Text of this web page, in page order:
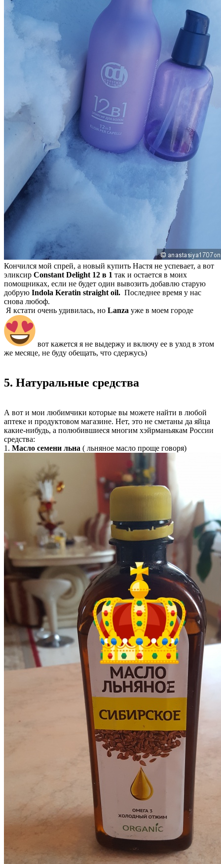
Кончился мой спрей, а новый купить Настя не успевает, а вот
эликсир Constant Delight 12 в 1 так и остается в моих
помощниках, если не будет один вывозить добавлю старую
добрую Indola Keratin straight oil. Последнее время у нас
снова любоф.
Я кстати очень удивилась, но Lanza уже в моем городе
вот кажется я не выдержу и включу ее в уход в этом
же месяце, не буду обещать, что сдержусь)
5. Натуральные средства
А вот и мои любимчики которые вы можете найти в любой
аптеке и продуктовом магазине. Нет, это не сметаны да яйца
какие-нибудь, а полюбившиеся многим хэйрманьякам России
средства:
1. Масло семени льна ( льняное масло проще говоря)